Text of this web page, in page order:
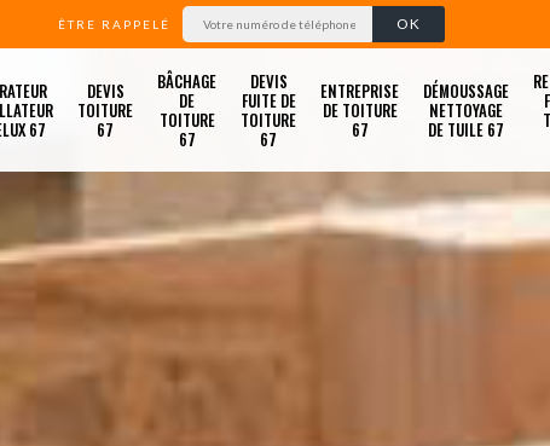
ÊTRE RAPPELÉ
67
DEVIS
TOITURE
67
BÂCHAGE
DE
TOITURE
67
DEVIS
FUITE DE
TOITURE
67
ENTREPRISE
DE TOITURE
67
DÉMOUSSAGE
NETTOYAGE
DE TUILE 67